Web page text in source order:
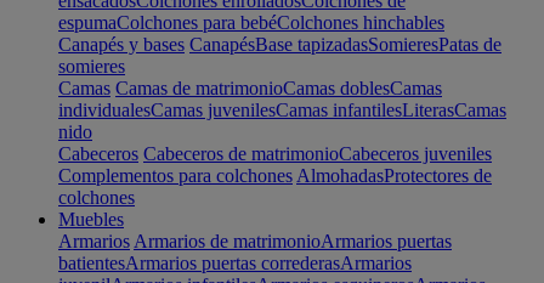
espumaColchones para bebéColchones hinchables
Canapés y bases CanapésBase tapizadasSomieresPatas de
somieres
Camas Camas de matrimonioCamas doblesCamas
individualesCamas juvenilesCamas infantilesLiterasCamas
nido
Cabeceros Cabeceros de matrimonioCabeceros juveniles
Complementos para colchones AlmohadasProtectores de
colchones
Muebles
Armarios Armarios de matrimonioArmarios puertas
batientesArmarios puertas correderasArmarios